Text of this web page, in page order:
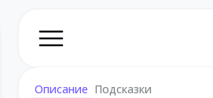
Описание Подсказки